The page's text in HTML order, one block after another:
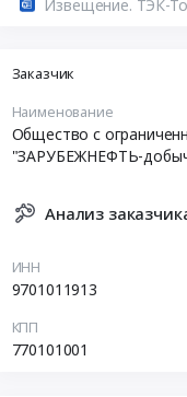
Извещение. ТЭК-
Заказчик
Наименование
Общество с
"ЗАРУБЕЖНЕФТЬ-
Анализ
ИНН
9701011913
КПП
770101001